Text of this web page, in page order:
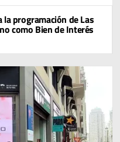
la programación de Las
como Bien de Interés